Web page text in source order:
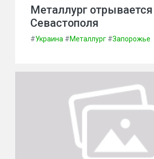
Металлург отрывается
Севастополя
#Украина #Металлург #Запорожье